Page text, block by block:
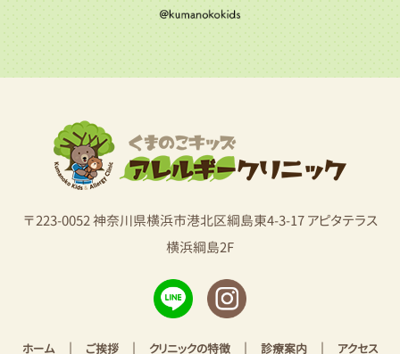
〒223-0052 神奈川県横浜市港北区綱島東4-3-17 アピタテラス
横浜綱島2F
ホーム| ご挨拶| クリニックの特徴| 診療案内| アクセス